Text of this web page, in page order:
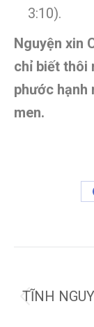
3:10).
Nguyện xin
chỉ biết thôi
phước hạnh
men.
TĨNH